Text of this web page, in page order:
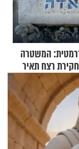
המשטרה
רצח תאיר